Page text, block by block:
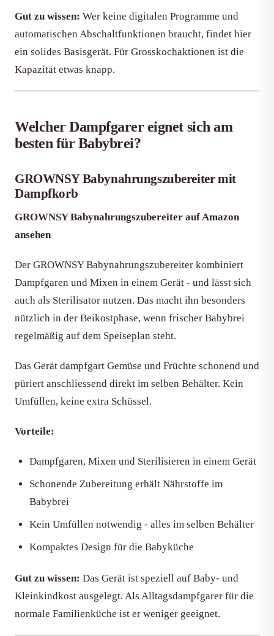
Gut zu wissen: Wer keine digitalen Programme und
automatischen Abschaltfunktionen braucht, findet hier
ein solides Basisgerät. Für Grosskochaktionen ist die
Kapazität etwas knapp.
Welcher Dampfgarer eignet sich am
besten für Babybrei?
GROWNSY Babynahrungszubereiter mit
Dampfkorb
GROWNSY Babynahrungszubereiter auf Amazon
ansehen
Der GROWNSY Babynahrungszubereiter kombiniert
Dampfgaren und Mixen in einem Gerät - und lässt sich
auch als Sterilisator nutzen. Das macht ihn besonders
nützlich in der Beikostphase, wenn frischer Babybrei
regelmäßig auf dem Speiseplan steht.
Das Gerät dampfgart Gemüse und Früchte schonend und
püriert anschliessend direkt im selben Behälter. Kein
Umfüllen, keine extra Schüssel.
Vorteile:
Dampfgaren, Mixen und Sterilisieren in einem Gerät
Schonende Zubereitung erhält Nährstoffe im
Babybrei
Kein Umfüllen notwendig - alles im selben Behälter
Kompaktes Design für die Babyküche
Gut zu wissen: Das Gerät ist speziell auf Baby- und
Kleinkindkost ausgelegt. Als Alltagsdampfgarer für die
normale Familienküche ist er weniger geeignet.